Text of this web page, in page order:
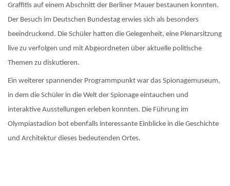
Graffitis auf einem Abschnitt der Berliner Mauer bestaunen konnten.
Der Besuch im Deutschen Bundestag erwies sich als besonders
beeindruckend. Die Schüler hatten die Gelegenheit, eine Plenarsitzung
live zu verfolgen und mit Abgeordneten über aktuelle politische
Themen zu diskutieren.
Ein weiterer spannender Programmpunkt war das Spionagemuseum,
in dem die Schüler in die Welt der Spionage eintauchen und
interaktive Ausstellungen erleben konnten. Die Führung im
Olympiastadion bot ebenfalls interessante Einblicke in die Geschichte
und Architektur dieses bedeutenden Ortes.